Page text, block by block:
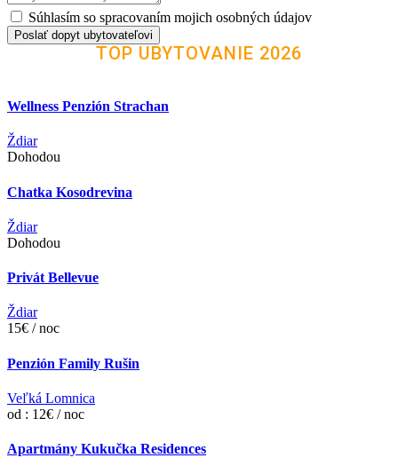
Súhlasím so spracovaním mojich osobných údajov
Poslať dopyt ubytovateľovi
TOP UBYTOVANIE 2026
Wellness Penzión Strachan
Ždiar
Dohodou
Chatka Kosodrevina
Ždiar
Dohodou
Privát Bellevue
Ždiar
15€ / noc
Penzión Family Rušin
Veľká Lomnica
od : 12€ / noc
Apartmány Kukučka Residences